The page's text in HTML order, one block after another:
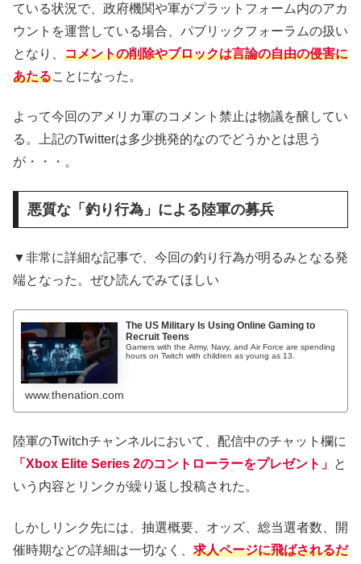
ている状況で、政府機関や軍がプラットフォーム内のアカ
ウントを運営している場合、パブリックフォーラムの扱い
となり、 コメントの削除やブロックは言論の自由の侵害に
あたることになった。
よって今回のアメリカ軍のコメント禁止は物議を醸してい
る。上記のTwitterは多少挑発的なのでどうかとは思う
が・・・。
悪質な「釣り行為」による陸軍の募兵
▼非常に詳細な記事で、今回の釣り行為が明るみとなる発
端となった。ぜひ読んでみてほしい
The US Military Is Using Online Gaming to
Recruit Teens
Gamers with the Army, Navy, and Air Force are spending
hours on Twitch with children as young as 13.
www.thenation.com
陸軍のTwitchチャンネルにおいて、配信中のチャット欄に
「Xbox Elite Series 2のコントローラーをプレゼント」 と
いう内容とリンクが繰り返し投稿された。
しかしリンク先には、抽選概要、オッズ、総当選者数、開
催時期などの詳細は一切なく、 求人ページに飛ばされるだ